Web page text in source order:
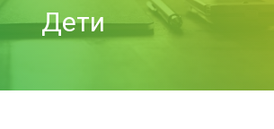
Дети